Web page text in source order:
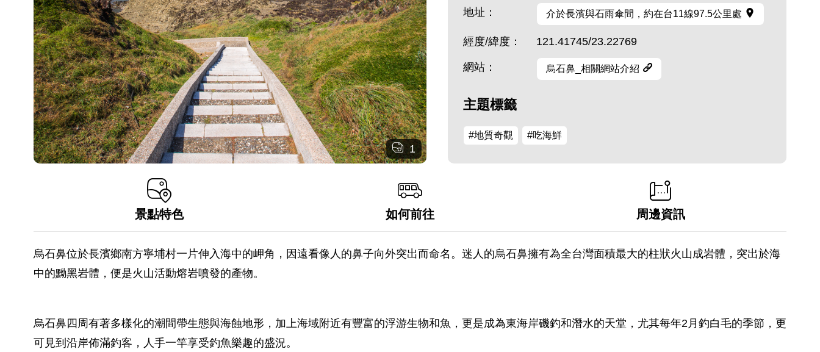
1
地址： 介於長濱與石雨傘間，約在台11線97.5公里處
經度/緯度： 121.41745/23.22769
網站： 烏石鼻_相關網站介紹
主題標籤
#地質奇觀 #吃海鮮
景點特色 如何前往 周邊資訊
烏石鼻位於長濱鄉南方寧埔村一片伸入海中的岬角，因遠看像人的鼻子向外突出而命名。迷人的烏石鼻擁有為全台灣面積最大的柱狀火山成岩體，突出於海
中的黝黑岩體，便是火山活動熔岩噴發的產物。
烏石鼻四周有著多樣化的潮間帶生態與海蝕地形，加上海域附近有豐富的浮游生物和魚，更是成為東海岸磯釣和潛水的天堂，尤其每年2月釣白毛的季節，更
可見到沿岸佈滿釣客，人手一竿享受釣魚樂趣的盛況。